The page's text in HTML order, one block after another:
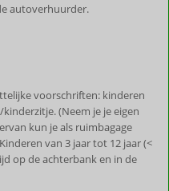
autoverhuurder.
voorschriften: kinderen
(Neem je je eigen
kun je als ruimbagage
van 3 jaar tot 12 jaar (<
op de achterbank en in de